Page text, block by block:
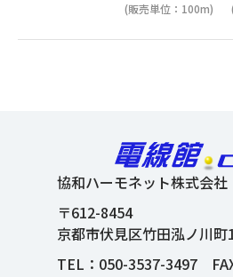
(販売単位：100m)
協和ハーモネット株式会社
〒612-8454
京都市伏見区竹田泓ノ川町
TEL： 050-3537-3497FAX